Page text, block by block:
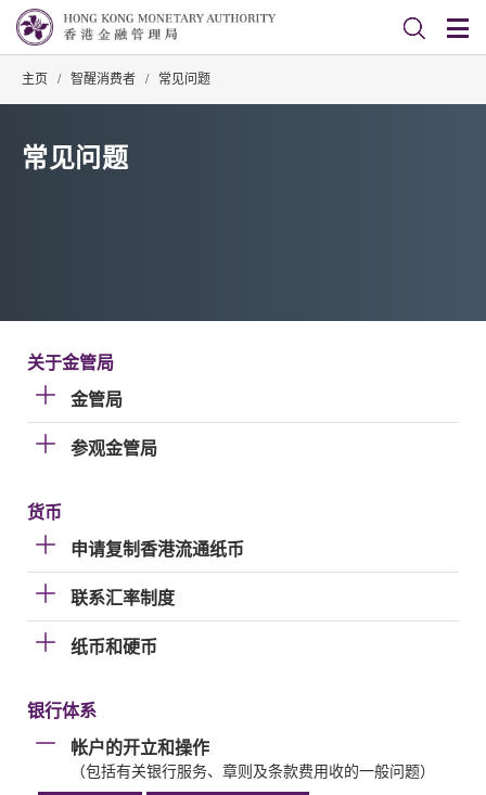
主页 / 智醒消费者 / 常见问题
常见问题
关于金管局
金管局
参观金管局
货币
申请复制香港流通纸币
联系汇率制度
纸币和硬币
银行体系
帐户的开立和操作
（包括有关银行服务、章则及条款费用收的一般问题）